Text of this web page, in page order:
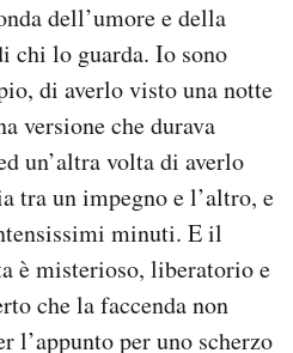
dell’umore e della
chi lo guarda. Io sono
di averlo visto una notte
versione che durava
un’altra volta di averlo
tra un impegno e l’altro, e
minuti. E il
è misterioso, liberatorio e
che la faccenda non
l’appunto per uno scherzo